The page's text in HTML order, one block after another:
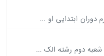
دوران ابتدایی او ...
شعبه دوم رشته الک ...